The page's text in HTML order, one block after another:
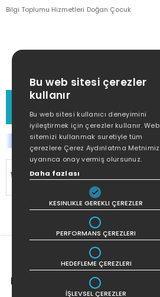
Bilgi Toplumu Hizmetleri Doğan Çocuk
MÜŞTERİ HİZMETLERİ
(0212) 373 77 00
SİTEMİZ
KORUNMAKTADIR.
Bu web sitesi çerezler
kullanır
Bu web sitesi kullanıcı deneyimini
iyileştirmek için çerezler kullanır. Web
sitemizi kullanmak suretiyle tüm
çerezlere Çerez Aydınlatma Metnimiz
uyarınca onay vermiş olursunuz.
Daha fazlası
KESINLIKLE GEREKLI ÇEREZLER
PERFORMANS ÇEREZLERI
HEDEFLEME ÇEREZLERI
İŞLEVSEL ÇEREZLER